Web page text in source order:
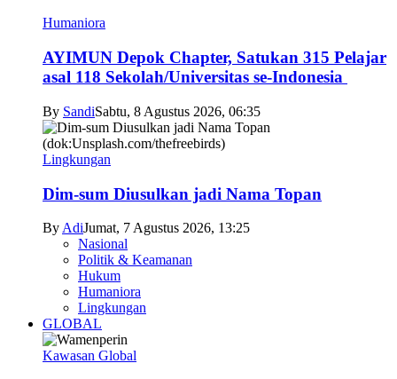
Humaniora
AYIMUN Depok Chapter, Satukan 315 Pelajar
asal 118 Sekolah/Universitas se-Indonesia
By SandiSabtu, 8 Agustus 2026, 06:35
Lingkungan
Dim-sum Diusulkan jadi Nama Topan
By AdiJumat, 7 Agustus 2026, 13:25
Nasional
Politik & Keamanan
Hukum
Humaniora
Lingkungan
GLOBAL
Kawasan Global